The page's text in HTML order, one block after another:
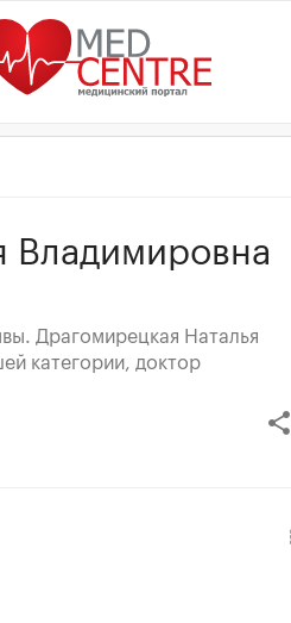
Владимировна
Драгомирецкая Наталья
категории, доктор
share